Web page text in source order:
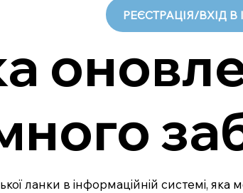
РЕЄСТРАЦІЯ/ВХІД В
ланки в інформаційній системі,